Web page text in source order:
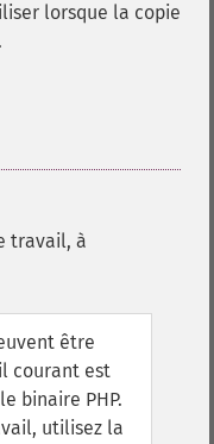
lorsque la copie
travail, à
être
courant est
binaire PHP.
utilisez la